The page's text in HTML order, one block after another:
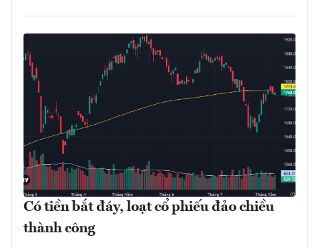
Có tiền bắt đáy, loạt cổ phiếu đảo chiều
thành công